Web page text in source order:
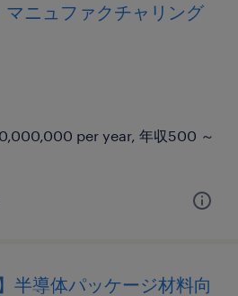
マニュファクチャリング
per year, 年収500 ～
半導体パッケージ材料向